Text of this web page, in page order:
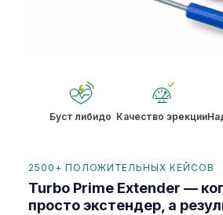
Буст либидо Качество эрекции
2500+ ПОЛОЖИТЕЛЬНЫХ КЕЙСОВ
Turbo Prime Extender —
просто экстендер, а